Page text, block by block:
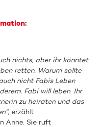
:
nichts, aber ihr könntet
retten. Warum sollte
nicht Fabis Leben
Fabi will leben. Ihr
zu heiraten und das
, erzählt
Anne. Sie ruft